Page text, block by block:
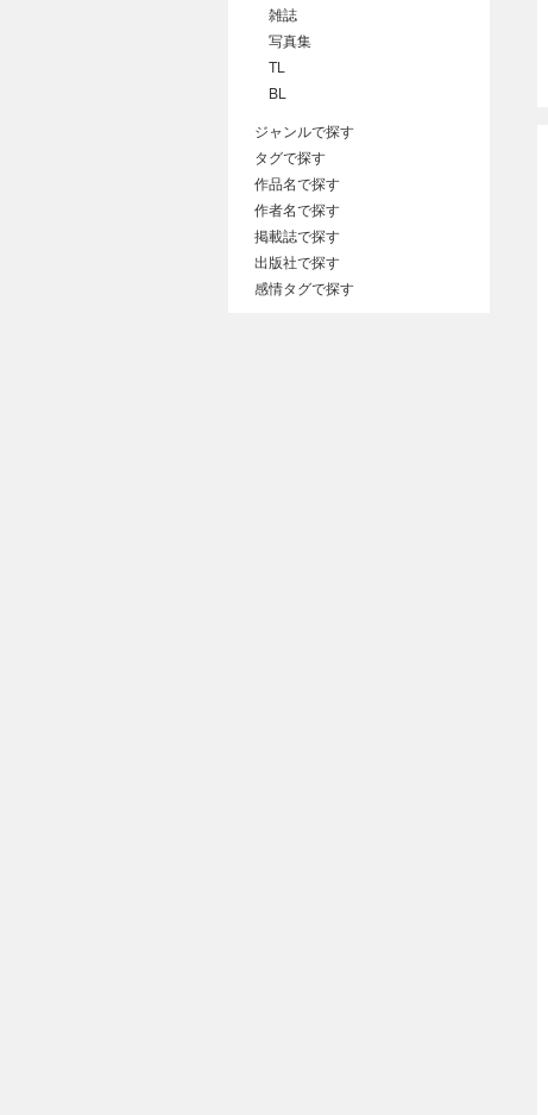
雑誌
写真集
TL
BL
ジャンルで探す
タグで探す
作品名で探す
作者名で探す
掲載誌で探す
出版社で探す
感情タグで探す